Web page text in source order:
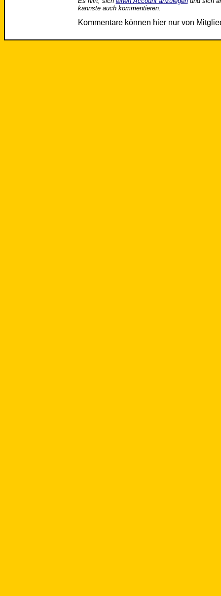
kannste auch kommentieren.
Kommentare können hier nur von